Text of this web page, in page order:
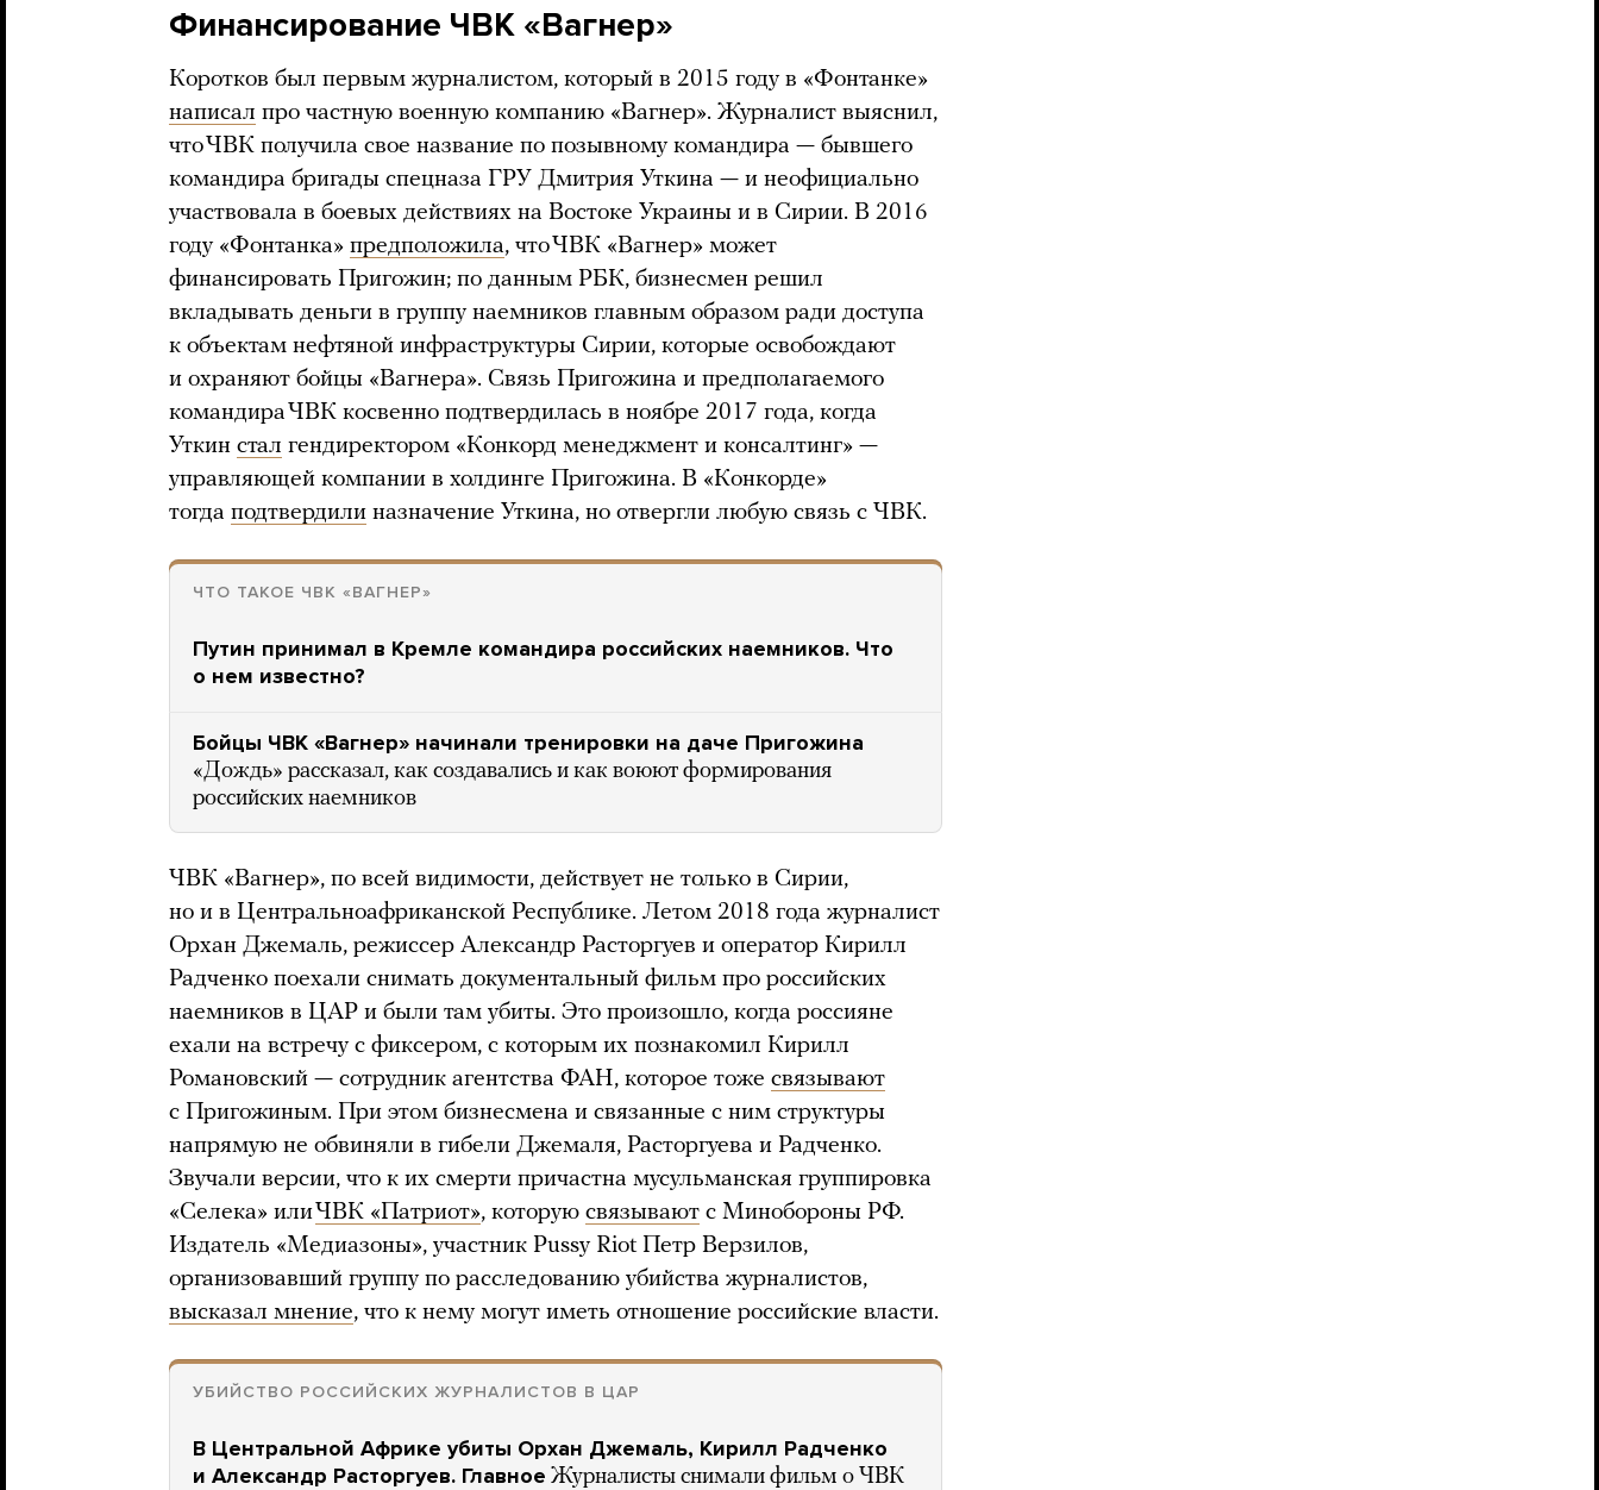
Финансирование ЧВК «Вагнер»
Коротков был первым журналистом, который в 2015 году в «Фонтанке»
написал про частную военную компанию «Вагнер». Журналист выяснил,
что ЧВК получила свое название по позывному командира — бывшего
командира бригады спецназа ГРУ Дмитрия Уткина — и неофициально
участвовала в боевых действиях на Востоке Украины и в Сирии. В 2016
году «Фонтанка» предположила, что ЧВК «Вагнер» может
финансировать Пригожин; по данным РБК, бизнесмен решил
вкладывать деньги в группу наемников главным образом ради доступа
к объектам нефтяной инфраструктуры Сирии, которые освобождают
и охраняют бойцы «Вагнера». Связь Пригожина и предполагаемого
командира ЧВК косвенно подтвердилась в ноябре 2017 года, когда
Уткин стал гендиректором «Конкорд менеджмент и консалтинг» —
управляющей компании в холдинге Пригожина. В «Конкорде»
тогда подтвердили назначение Уткина, но отвергли любую связь с ЧВК.
ЧТО ТАКОЕ ЧВК «ВАГНЕР»
Путин принимал в Кремле командира российских наемников. Что
о нем известно?
Бойцы ЧВК «Вагнер» начинали тренировки на даче Пригожина
«Дождь» рассказал, как создавались и как воюют формирования
российских наемников
ЧВК «Вагнер», по всей видимости, действует не только в Сирии,
но и в Центральноафриканской Республике. Летом 2018 года журналист
Орхан Джемаль, режиссер Александр Расторгуев и оператор Кирилл
Радченко поехали снимать документальный фильм про российских
наемников в ЦАР и были там убиты. Это произошло, когда россияне
ехали на встречу с фиксером, с которым их познакомил Кирилл
Романовский — сотрудник агентства ФАН, которое тоже связывают
с Пригожиным. При этом бизнесмена и связанные с ним структуры
напрямую не обвиняли в гибели Джемаля, Расторгуева и Радченко.
Звучали версии, что к их смерти причастна мусульманская группировка
«Селека» илиЧВК «Патриот», которую связывают с Минобороны РФ.
Издатель «Медиазоны», участник Pussy Riot Петр Верзилов,
организовавший группу по расследованию убийства журналистов,
высказал мнение, что к нему могут иметь отношение российские власти.
УБИЙСТВО РОССИЙСКИХ ЖУРНАЛИСТОВ В ЦАР
В Центральной Африке убиты Орхан Джемаль, Кирилл Радченко
и Александр Расторгуев. Главное Журналисты снимали фильм о ЧВК